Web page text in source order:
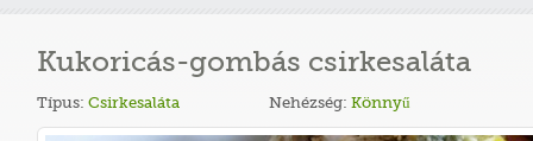
Kukoricás-gombás csirkesaláta
Típus: Csirkesaláta Nehézség: Könnyű